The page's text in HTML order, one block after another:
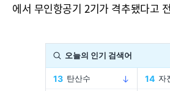
에서 무인항공기 2기가 격추됐다고